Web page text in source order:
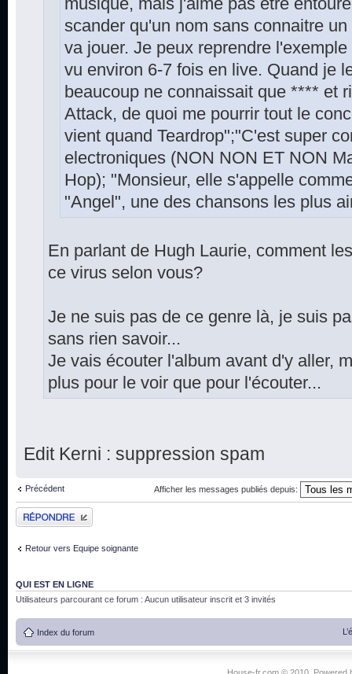
musique, mais j'aime pas être
scander qu'un nom sans connaitre
va jouer. Je peux reprendre
vu environ 6-7 fois en live. Quand je
beaucoup ne connaissait que **** et
Attack, de quoi me pourrir tout le
vient quand Teardrop";"C'est super
electroniques (NON NON ET NON
Hop); "Monsieur, elle s'appelle
"Angel", une des chansons les plus
En parlant de Hugh Laurie, comment
ce virus selon vous?
Je ne suis pas de ce genre là, je suis
sans rien savoir...
Je vais écouter l'album avant d'y aller,
plus pour le voir que pour l'écouter...
Edit Kerni : suppression spam
Précédent Afficher les messages publiés depuis:
Publier une réponse
Retour vers Equipe soignante
QUI EST EN LIGNE
Utilisateurs parcourant ce forum : Aucun utilisateur inscrit et 3 invités
Index du forum